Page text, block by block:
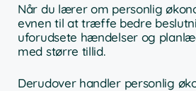
Når du lærer om personlig
evnen til at træffe bedre
uforudsete hændelser og
med større tillid.
Derudover handler personlig